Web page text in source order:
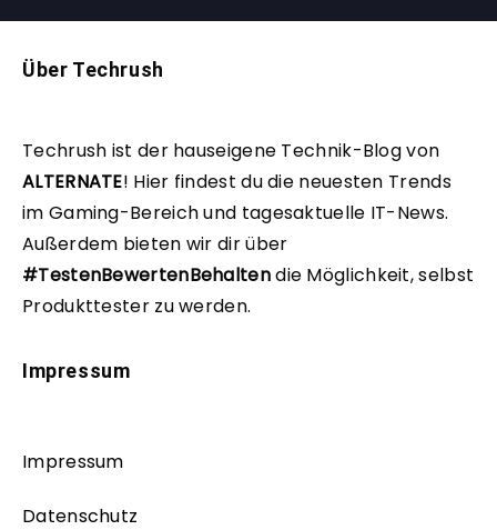
Über Techrush
Techrush ist der hauseigene Technik-Blog von
ALTERNATE! Hier findest du die neuesten Trends
im Gaming-Bereich und tagesaktuelle IT-News.
Außerdem bieten wir dir über
#TestenBewertenBehaltendie Möglichkeit, selbst
Produkttester zu werden.
Impressum
Impressum
Datenschutz